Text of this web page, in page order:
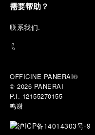
需要帮助？
联系我们.
OFFICINE PANERAI®
© 2026 PANERAI
P.I. 12155270155
鸣谢